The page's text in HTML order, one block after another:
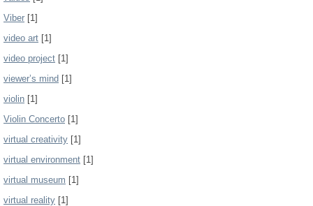
Viber [1]
video art [1]
video project [1]
viewer’s mind [1]
violin [1]
Violin Concerto [1]
virtual creativity [1]
virtual environment [1]
virtual museum [1]
virtual reality [1]